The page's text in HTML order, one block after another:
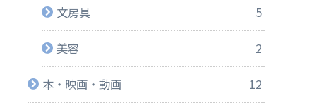
文房具 5
美容 2
本・映画・動画 12